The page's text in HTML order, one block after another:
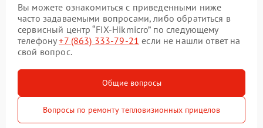
Вы можете ознакомиться с приведенными ниже
часто задаваемыми вопросами, либо обратиться в
сервисный центр “FIX-Hikmicro” по следующему
телефону+7 (863) 333-79-21 если не нашли ответ на
свой вопрос.
Общие вопросы
Вопросы по ремонту тепловизионных прицелов